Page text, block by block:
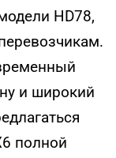
HD78,
и широкий
полной